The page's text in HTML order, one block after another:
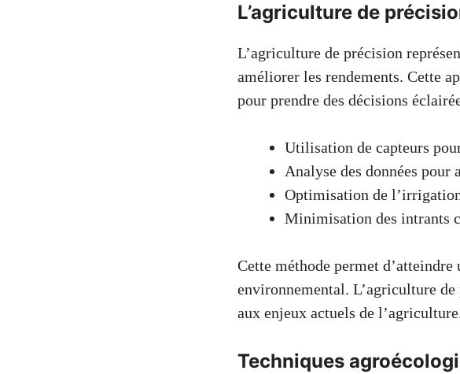
L’agriculture de
L’agriculture de précision
améliorer les rendements. Cette
pour prendre des décisions
Utilisation de capteurs
Analyse des données
Optimisation de
Minimisation des intrants
Cette méthode permet
environnemental. L’agriculture
aux enjeux actuels de
Techniques